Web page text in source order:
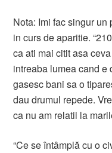
Nota: Imi fac singur
in curs de aparitie.
ca ati mai citit asa
intreaba lumea cand
gasesc bani sa o
dau drumul repede.
ca nu am relatii la
“Ce se întâmplă cu o